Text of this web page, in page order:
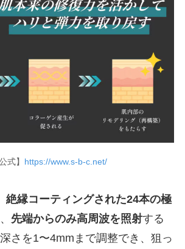
式】 https://www.s-b-c.net/
絶縁コーティングされた24本の極
先端からのみ高周波を照射する
さを1〜4mmまで調整でき、狙っ